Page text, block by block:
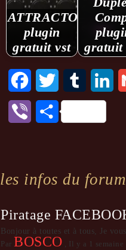
ATTRACTOR.
plugin
gratuit vst
gratuit
FacebookTwitter Tumblr
Viber Partager
les infos du forum
Piratage
Bonjour à toutes et à tous, Je
Par BOSCO Il y a 1 semaine